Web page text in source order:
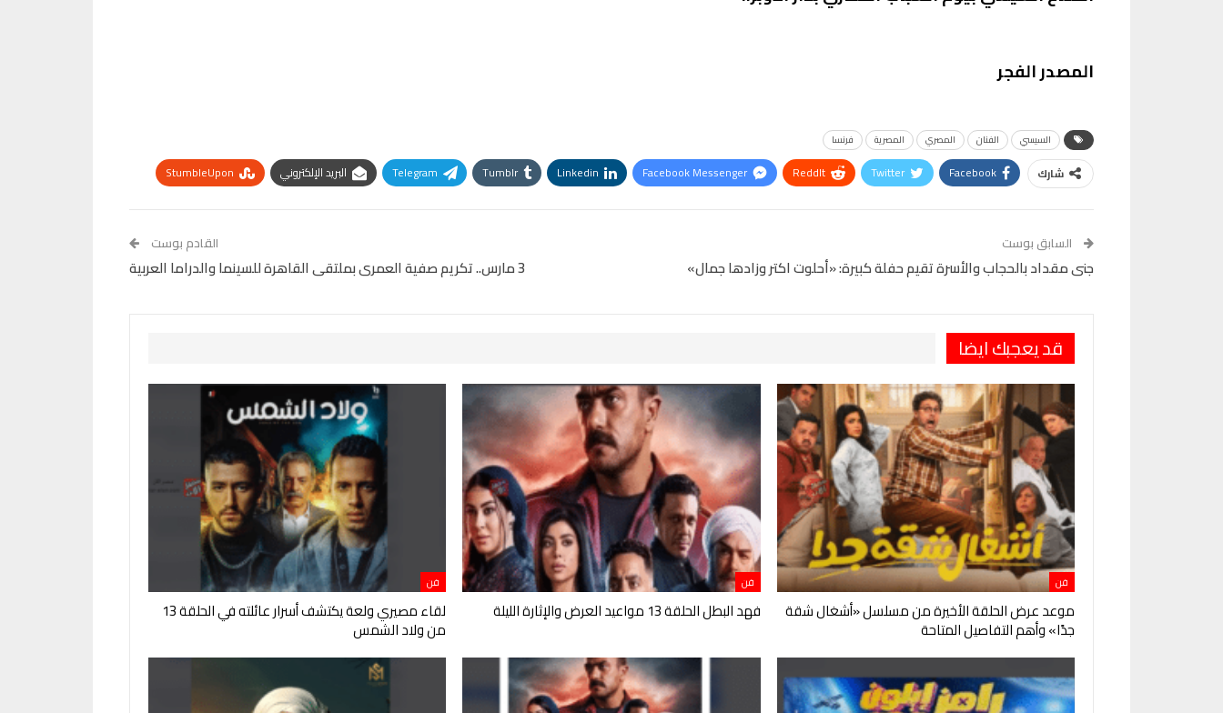
المصدر الفجر
السيسي الفنان المصري المصرية فرنسا
شارك Facebook
Twitter
ReddIt
Facebook Messenger
Linkedin
Tumblr
Telegram البريد الإلكتروني
StumbleUpon
السابق بوست
جنى مقداد بالحجاب والأسرة تقيم حفلة كبيرة: «أحلوت اكتر وزادها جمال»
القادم بوست
3 مارس.. تكريم صفية العمرى بملتقى القاهرة للسينما والدراما العربية
قد يعجبك ايضا
فن
موعد عرض الحلقة الأخيرة من مسلسل «أشغال شقة
جدًا» وأهم التفاصيل المتاحة
فن
فهد البطل الحلقة 13 مواعيد العرض والإثارة الليلة
فن
لقاء مصيري ولعة يكتشف أسرار عائلته في الحلقة 13
من ولاد الشمس